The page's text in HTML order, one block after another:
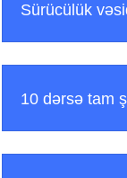
Sürücülük
10 dərsə tam